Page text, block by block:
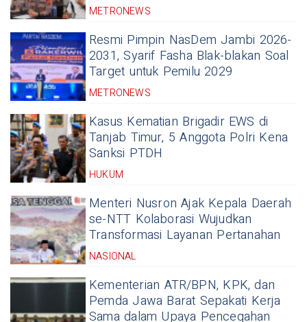
METRONEWS
Resmi Pimpin NasDem Jambi 2026-
2031, Syarif Fasha Blak-blakan Soal
Target untuk Pemilu 2029
METRONEWS
Kasus Kematian Brigadir EWS di
Tanjab Timur, 5 Anggota Polri Kena
Sanksi PTDH
HUKUM
Menteri Nusron Ajak Kepala Daerah
se-NTT Kolaborasi Wujudkan
Transformasi Layanan Pertanahan
NASIONAL
Kementerian ATR/BPN, KPK, dan
Pemda Jawa Barat Sepakati Kerja
Sama dalam Upaya Pencegahan